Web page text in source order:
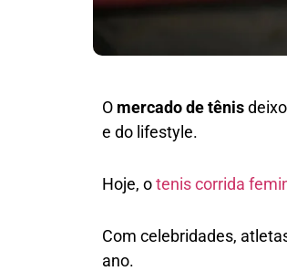
O mercado de tênis
e do lifestyle.
Hoje, otenis corrida
Com celebridades,
ano.